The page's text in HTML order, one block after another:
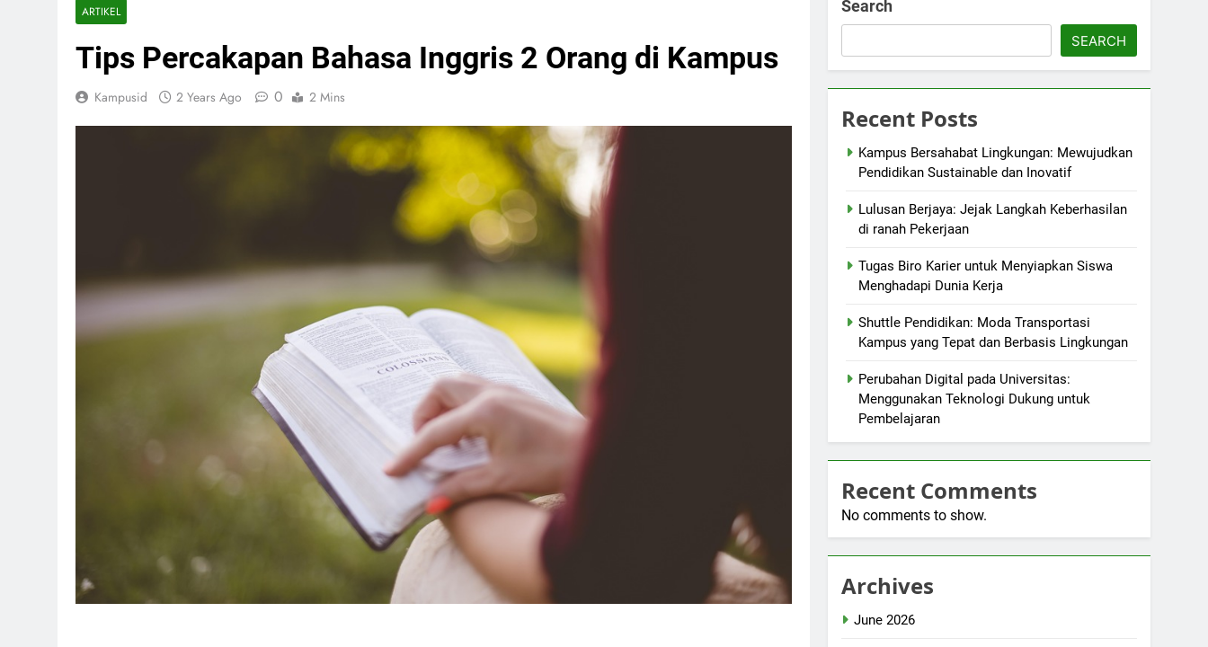
ARTIKEL
Tips Percakapan Bahasa Inggris 2 Orang di Kampus
Kampusid 2 Years Ago 0 2 Mins
Search
SEARCH
Recent Posts
Kampus Bersahabat Lingkungan: Mewujudkan
Pendidikan Sustainable dan Inovatif
Lulusan Berjaya: Jejak Langkah Keberhasilan
di ranah Pekerjaan
Tugas Biro Karier untuk Menyiapkan Siswa
Menghadapi Dunia Kerja
Shuttle Pendidikan: Moda Transportasi
Kampus yang Tepat dan Berbasis Lingkungan
Perubahan Digital pada Universitas:
Menggunakan Teknologi Dukung untuk
Pembelajaran
Recent Comments
No comments to show.
Archives
June 2026